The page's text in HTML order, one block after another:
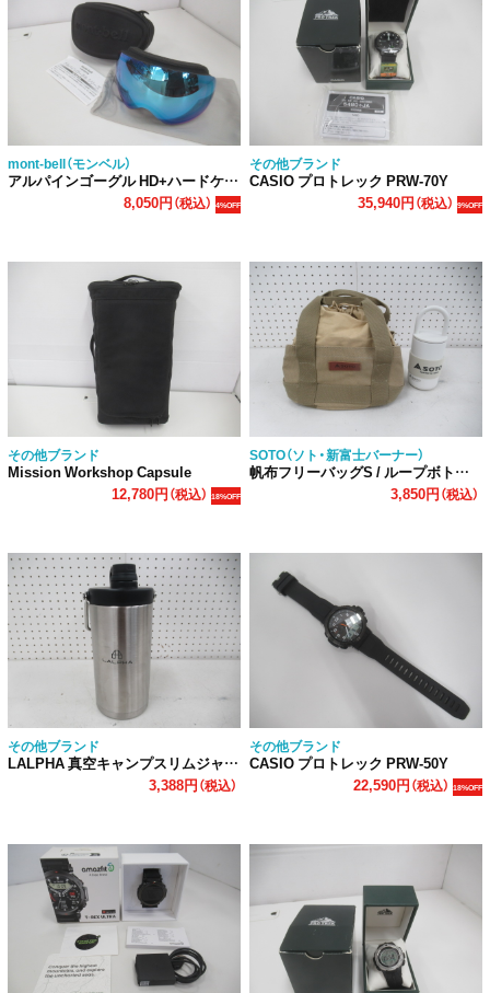
mont-bell（モンベル）
アルパインゴーグル HD+ハードケース
8,050円（税込） 4%OFF
その他ブランド
CASIO プロトレック PRW-70Y
35,940円（税込） 9%OFF
その他ブランド
Mission Workshop Capsule
12,780円（税込） 18%OFF
SOTO（ソト・新富士バーナー）
帆布フリーバッグS / ループボトルセット
3,850円（税込）
その他ブランド
LALPHA 真空キャンプスリムジャグ 1.8L
3,388円（税込）
その他ブランド
CASIO プロトレック PRW-50Y
22,590円（税込） 18%OFF